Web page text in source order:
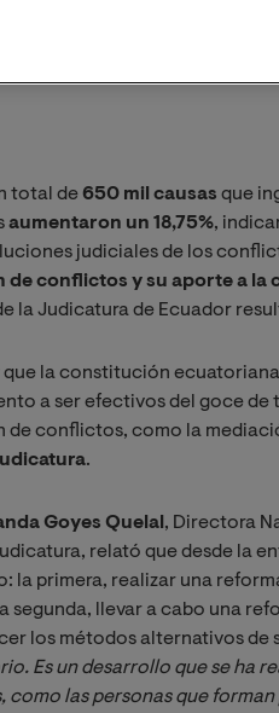
total de650 mil causas que
aumentaron un 18,75%,
judiciales de los
conflictos y su aporte a la
la Judicatura de Ecuador
la constitución
a ser efectivos del goce de
conflictos, como la
.
Goyes Quelal, Directora
relató que desde la
la primera, realizar una
segunda, llevar a cabo una
los métodos alternativos de
Es un desarrollo que se ha
las personas que